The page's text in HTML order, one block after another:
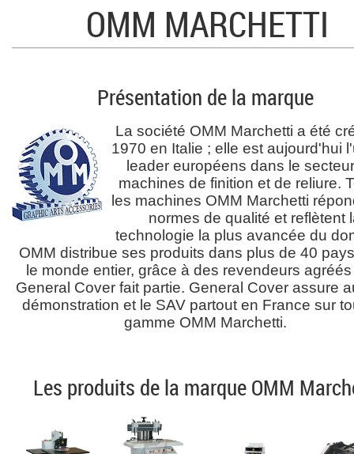
OMM MARCHETTI
Présentation de la marque
La société OMM Marchetti a été
1970 en Italie ; elle est aujourd'hui
leader européens dans le
machines de finition et de reliure.
les machines OMM Marchetti
normes de qualité et reflètent
technologie la plus avancée du
OMM distribue ses produits dans plus de 40
le monde entier, grâce à des revendeurs
General Cover fait partie. General Cover assure
démonstration et le SAV partout en France sur
gamme OMM Marchetti.
Les produits de la marque OMM